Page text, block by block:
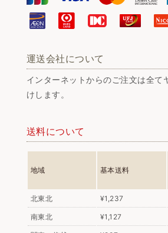
運送会社について
インターネットからのご注文は全て
けします。
送料について
地域 基本送料
北東北
¥1,237
南東北 ¥1,127